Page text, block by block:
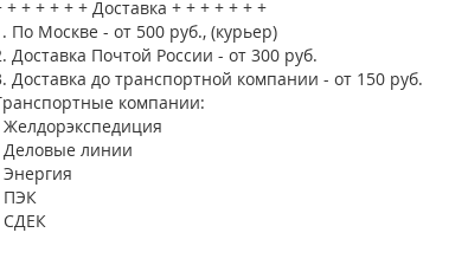
+ + + + + + Доставка + + + + + + +
По Москве - от 500 руб., (курьер)
Доставка Почтой России - от 300 руб.
Доставка до транспортной компании - от 150 руб.
компании:
Желдорэкспедиция
Деловые линии
ПЭК
СДЕК